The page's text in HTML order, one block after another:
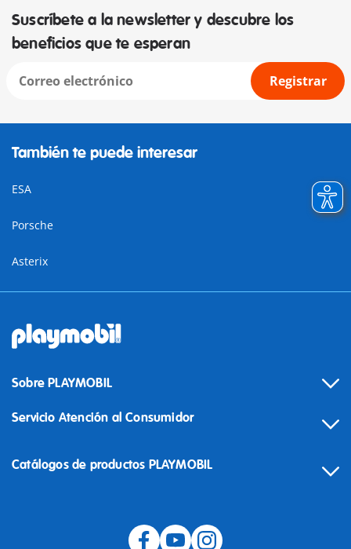
Suscríbete a la newsletter y descubre los
beneficios que te esperan
Registrar
También te puede interesar
ESA
Porsche
Asterix
Sobre PLAYMOBIL
Servicio Atención al Consumidor
Catálogos de productos PLAYMOBIL